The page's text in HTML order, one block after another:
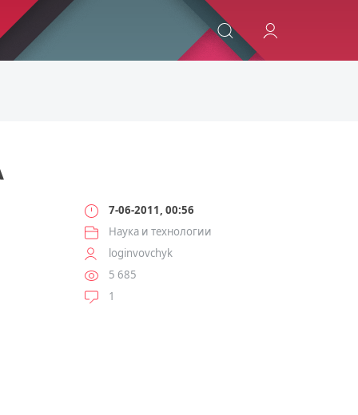
ИСКАТЬ
7-06-2011, 00:56
Наука и технологии
loginvovchyk
5 685
1